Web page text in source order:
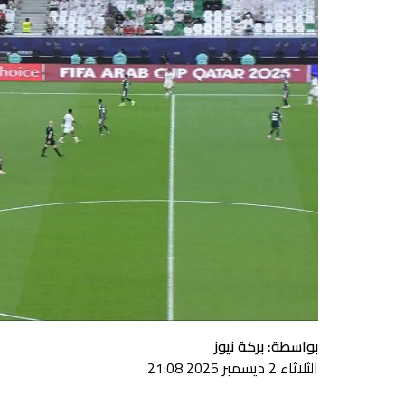
بواسطة: بركة نيوز
الثلاثاء 2 ديسمبر 2025 21:08